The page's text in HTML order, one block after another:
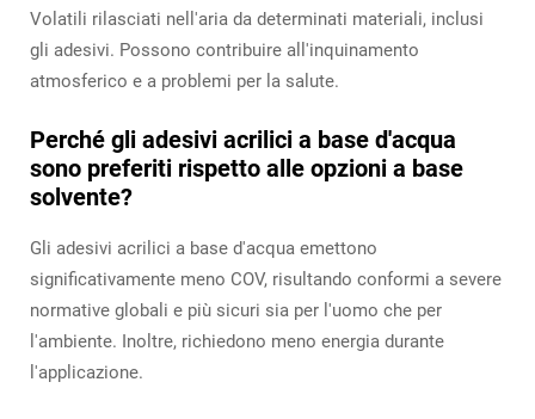
Volatili rilasciati nell'aria da determinati materiali, inclusi
gli adesivi. Possono contribuire all'inquinamento
atmosferico e a problemi per la salute.
Perché gli adesivi acrilici a base d'acqua
sono preferiti rispetto alle opzioni a base
solvente?
Gli adesivi acrilici a base d'acqua emettono
significativamente meno COV, risultando conformi a severe
normative globali e più sicuri sia per l'uomo che per
l'ambiente. Inoltre, richiedono meno energia durante
l'applicazione.